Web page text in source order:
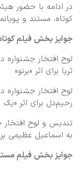
در ادامه با حضور
کوتاه، مستند و
جوایز بخش فیلم
لوح افتخار
ثریا برای اثر «برنو»
لوح افتخار جشنواره
رحیم‌دل برای اثر «یک
تندیس و لوح افتخار
به اسماعیل عظیمی
جوایز بخش فیلم